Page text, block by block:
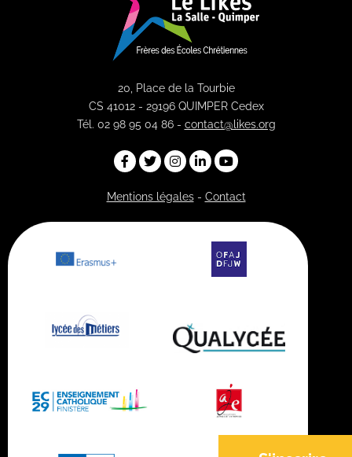
20, Place de la Tourbie
CS 41012 - 29196 QUIMPER Cedex
Tél. 02 98 95 04 86 - contact@likes.org
Mentions légales- Contact